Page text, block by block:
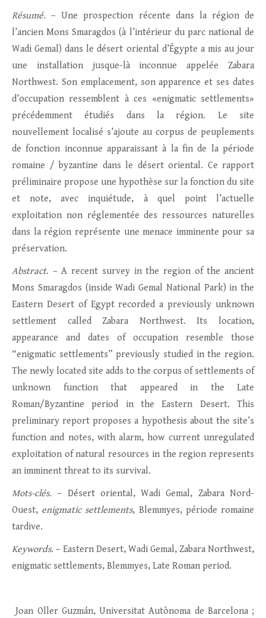
Résumé. – Une prospection récente dans la région de
l’ancien Mons Smaragdos (à l’intérieur du parc national de
Wadi Gemal) dans le désert oriental d’Égypte a mis au jour
une installation jusque-là inconnue appelée Zabara
Northwest. Son emplacement, son apparence et ses dates
d’occupation ressemblent à ces «enigmatic settlements»
précédemment étudiés dans la région. Le site
nouvellement localisé s’ajoute au corpus de peuplements
de fonction inconnue apparaissant à la fin de la période
romaine / byzantine dans le désert oriental. Ce rapport
préliminaire propose une hypothèse sur la fonction du site
et note, avec inquiétude, à quel point l’actuelle
exploitation non réglementée des ressources naturelles
dans la région représente une menace imminente pour sa
préservation.
Abstract. – A recent survey in the region of the ancient
Mons Smaragdos (inside Wadi Gemal National Park) in the
Eastern Desert of Egypt recorded a previously unknown
settlement called Zabara Northwest. Its location,
appearance and dates of occupation resemble those
“enigmatic settlements” previously studied in the region.
The newly located site adds to the corpus of settlements of
unknown function that appeared in the Late
Roman/Byzantine period in the Eastern Desert. This
preliminary report proposes a hypothesis about the site’s
function and notes, with alarm, how current unregulated
exploitation of natural resources in the region represents
an imminent threat to its survival.
Mots-clés.– Désert oriental, Wadi Gemal, Zabara Nord-
Ouest, enigmatic settlements, Blemmyes, période romaine
tardive.
Keywords. – Eastern Desert, Wadi Gemal, Zabara Northwest,
enigmatic settlements, Blemmyes, Late Roman period.
Joan Oller Guzmán, Universitat Autònoma de Barcelona ;